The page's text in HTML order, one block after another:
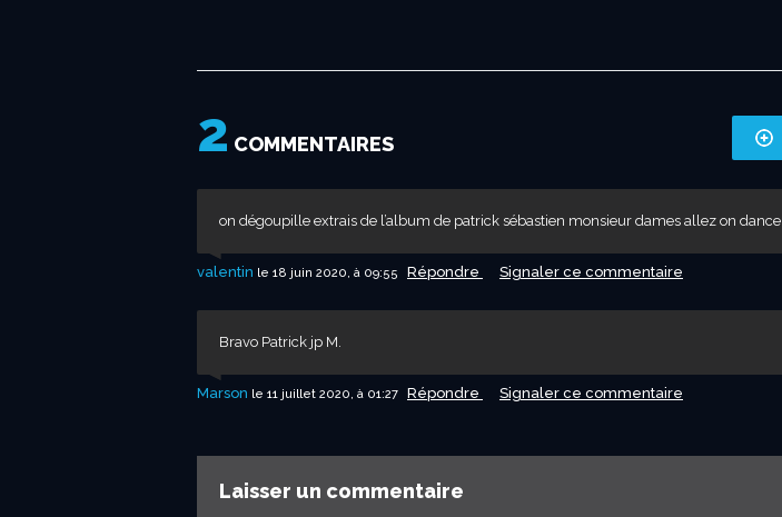
2 COMMENTAIRES
on dégoupille extrais de l’album de patrick sébastien monsieur dames allez on dance
valentin le 18 juin 2020, à 09:55 Répondre Signaler ce commentaire
Bravo Patrick jp M.
Marson le 11 juillet 2020, à 01:27 Répondre Signaler ce commentaire
Laisser un commentaire